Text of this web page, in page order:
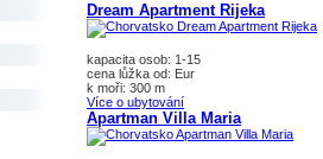
Dream Apartment Rijeka
kapacita osob: 1-15
cena lůžka od: Eur
k moři: 300 m
Více o ubytování
Apartman Villa Maria